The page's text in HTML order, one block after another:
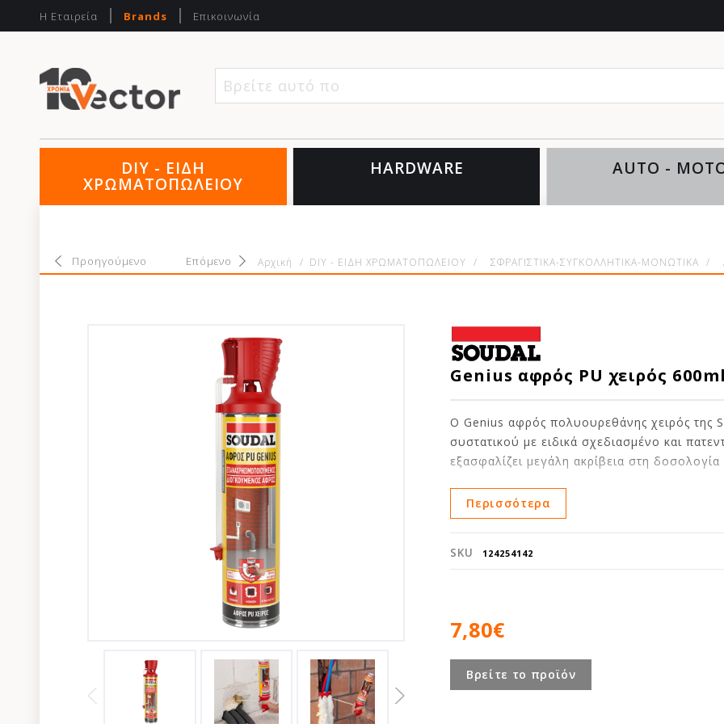
Η Εταιρεία Brands Επικοινωνία
Βρείτε αυτό που θέλετ
DIY - ΕΙΔΗ
ΧΡΩΜΑΤΟΠΩΛΕΙΟΥ
HARDWARE AUTO -
Προηγούμενο Επόμενο Αρχική / DIY - ΕΙΔΗ ΧΡΩΜΑΤΟΠΩΛΕΙΟΥ / ΣΦΡΑΓΙΣΤΙΚΑ-ΣΥΓΚΟΛΛΗΤΙΚΑ-ΜΟΝΩΤΙΚΑ /
Genius αφρός PU χειρός 600ml
Ο Genius αφρός πολυουρεθάνης χειρός της
συστατικού με ειδικά σχεδιασμένο και
εξασφαλίζει μεγάλη ακρίβεια στη
Η εργονομικά σχεδιασμένη σκανδάλη είναι
ένα χέρι. Η δυνατότητα κλεισίματος της
διόγκωση είναι ιδανικός για το γέμισμα
καλώδια, ξύλο, μέταλλα, πλαστικά.
Περισσότερα
SKU 124254142
7,80€
Βρείτε το προϊόν